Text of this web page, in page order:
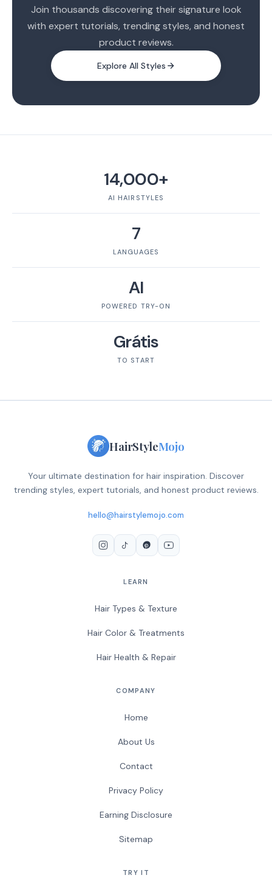
Join thousands discovering their signature look
with expert tutorials, trending styles, and honest
product reviews.
Explore All Styles
14,000+
AI HAIRSTYLES
7
LANGUAGES
AI
POWERED TRY-ON
Grátis
TO START
HairStyleMojo
Your ultimate destination for hair inspiration. Discover
trending styles, expert tutorials, and honest product reviews.
hello@hairstylemojo.com
LEARN
Hair Types & Texture
Hair Color & Treatments
Hair Health & Repair
COMPANY
Home
About Us
Contact
Privacy Policy
Earning Disclosure
Sitemap
TRY IT